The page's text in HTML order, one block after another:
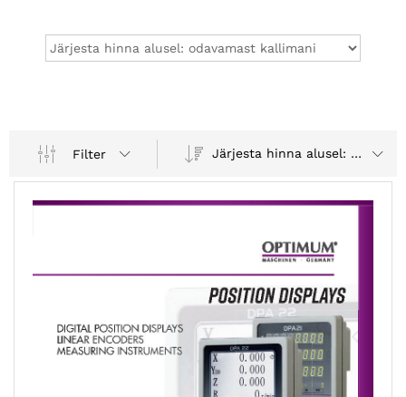
Filter Järjesta hinna alusel: odavamast kallimani